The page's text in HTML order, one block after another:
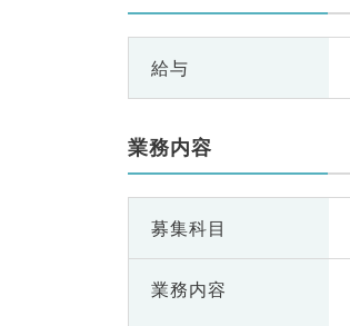
給与
業務内容
募集科目
業務内容